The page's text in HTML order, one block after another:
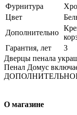
Фурнитура
Цвет
Дополнительно
Гарантия, лет
3
Дверцы пенала
Пенал Домус
О магазине